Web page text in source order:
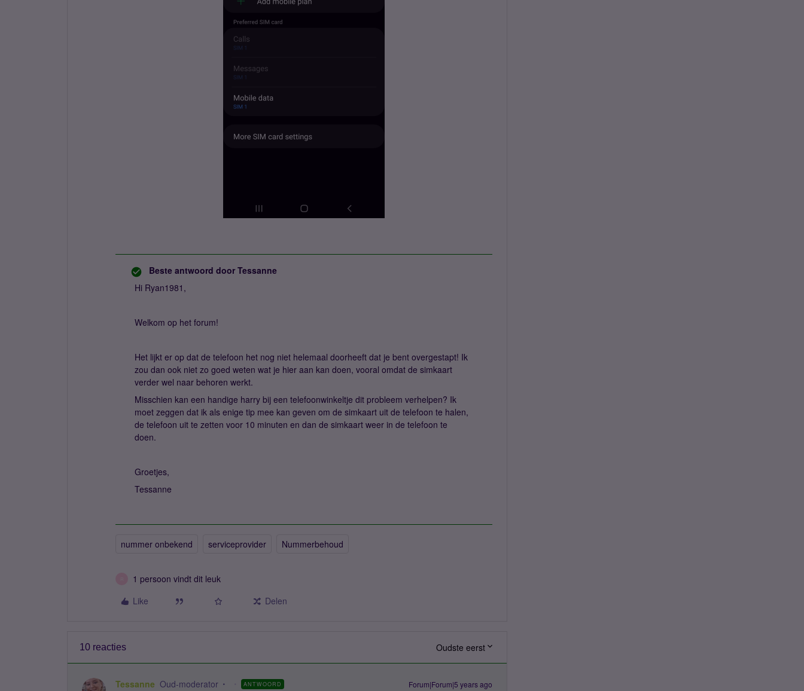
Beste antwoord door Tessanne
Hi Ryan1981,
Welkom op het forum!
Het lijkt er op dat de telefoon het nog niet helemaal doorheeft dat je bent overgestapt! Ik
zou dan ook niet zo goed weten wat je hier aan kan doen, vooral omdat de simkaart
verder wel naar behoren werkt.
Misschien kan een handige harry bij een telefoonwinkeltje dit probleem verhelpen? Ik
moet zeggen dat ik als enige tip mee kan geven om de simkaart uit de telefoon te halen,
de telefoon uit te zetten voor 10 minuten en dan de simkaart weer in de telefoon te
doen.
Groetjes,
Tessanne
nummer onbekend serviceprovider Nummerbehoud
1 persoon vindt dit leuk
Like
Delen
10 reacties Oudste eerst
Tessanne Oud-moderator ANTWOORD Forum|Forum|5 years ago